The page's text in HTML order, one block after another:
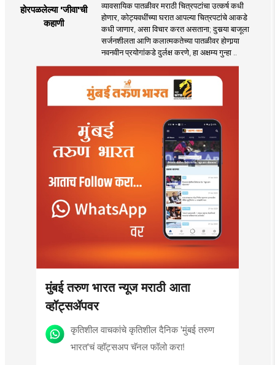
होरपळलेल्या 'जीवा'ची
कहाणी
व्यावसायिक पातळीवर मराठी चित्रपटांचा उत्कर्ष कधी
होणार, कोट्यवधींच्या घरात आपल्या चित्रपटांचे आकडे
कधी जाणार, असा विचार करत असताना; दुसर्‍या बाजूला
सर्जनशीलता आणि कलात्मकतेच्या पातळीवर होणार्‍या
नवनवीन प्रयोगांकडे दुर्लक्ष करणे, हा अक्षम्य गुन्हा ..
मुंबई तरुण भारत न्यूज मराठी आता
व्हॉट्सॲपवर
कृतिशील वाचकांचे कृतिशील दैनिक 'मुंबई तरुण
भारत'चं व्हॉट्सअप चॅनल फॉलो करा!